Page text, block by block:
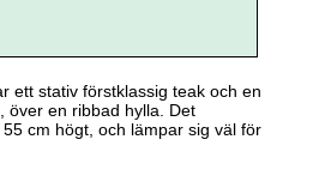
ett stativ förstklassig teak och en
över en ribbad hylla. Det
cm högt, och lämpar sig väl för